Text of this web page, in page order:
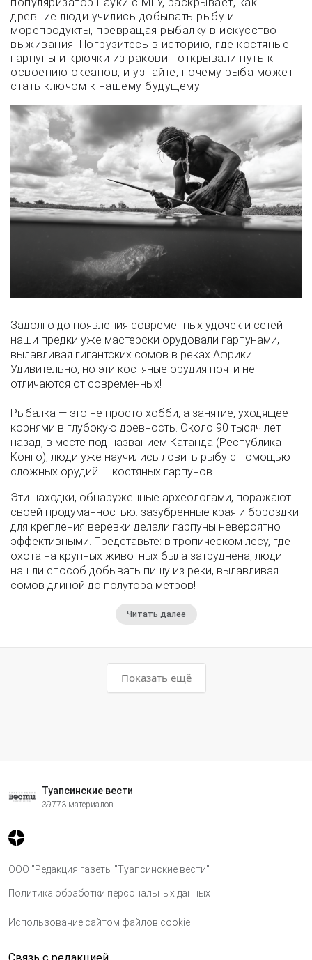
древние люди учились добывать рыбу и
морепродукты, превращая рыбалку в искусство
выживания. Погрузитесь в историю, где костяные
гарпуны и крючки из раковин открывали путь к
освоению океанов, и узнайте, почему рыба может
стать ключом к нашему будущему!
Задолго до появления современных удочек и сетей
наши предки уже мастерски орудовали гарпунами,
вылавливая гигантских сомов в реках Африки.
Удивительно, но эти костяные орудия почти не
отличаются от современных!
Рыбалка — это не просто хобби, а занятие, уходящее
корнями в глубокую древность. Около 90 тысяч лет
назад, в месте под названием Катанда (Республика
Конго), люди уже научились ловить рыбу с помощью
сложных орудий — костяных гарпунов.
Эти находки, обнаруженные археологами, поражают
своей продуманностью: зазубренные края и бороздки
для крепления веревки делали гарпуны невероятно
эффективными. Представьте: в тропическом лесу, где
охота на крупных животных была затруднена, люди
нашли способ добывать пищу из реки, вылавливая
сомов длиной до полутора метров!
Читать далее
Показать ещё
Туапсинские вести
39773 материалов
ООО "Редакция газеты "Туапсинские вести"
Политика обработки персональных данных
Использование сайтом файлов cookie
Связь с редакцией